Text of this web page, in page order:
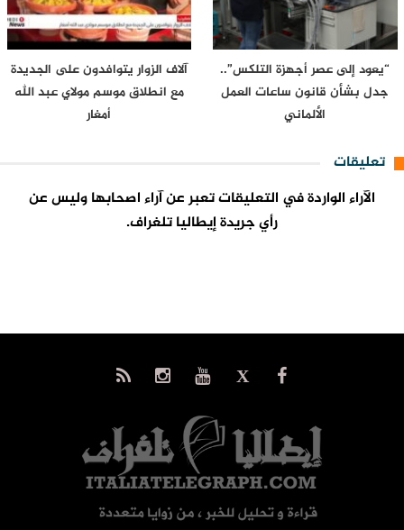
“يعود إلى عصر أجهزة التلكس”..
جدل بشأن قانون ساعات العمل
الألماني
آلاف الزوار يتوافدون على الجديدة
مع انطلاق موسم مولاي عبد الله
أمغار
تعليقات
الآراء الواردة في التعليقات تعبر عن آراء اصحابها وليس عن
رأي جريدة إيطاليا تلغراف.